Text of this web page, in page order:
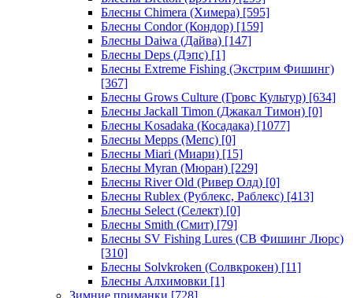
Блесны Chimera (Химера) [595]
Блесны Condor (Кондор) [159]
Блесны Daiwa (Дайва) [147]
Блесны Deps (Дэпс) [1]
Блесны Extreme Fishing (Экстрим Фишинг)
[367]
Блесны Grows Culture (Гровс Культур) [634]
Блесны Jackall Timon (Джакал Тимон) [0]
Блесны Kosadaka (Косадака) [1077]
Блесны Mepps (Мепс) [0]
Блесны Miari (Миари) [15]
Блесны Myran (Мюран) [229]
Блесны River Old (Ривер Олд) [0]
Блесны Rublex (Рублекс, Раблекс) [413]
Блесны Select (Селект) [0]
Блесны Smith (Смит) [79]
Блесны SV Fishing Lures (СВ Фишинг Люрс)
[310]
Блесны Solvkroken (Солвкрокен) [11]
Блесны Алхимовки [1]